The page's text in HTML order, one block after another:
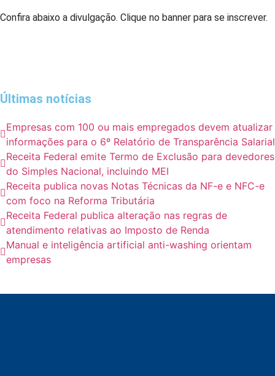
Confira abaixo a divulgação. Clique no banner para se inscrever.
Últimas notícias
Empresas com 100 ou mais empregados devem atualizar
informações para o 6º Relatório de Transparência Salarial
Receita Federal emite Termo de Exclusão para devedores
do Simples Nacional, incluindo MEI
Receita publica novas Notas Técnicas da NF-e e NFC-e
com foco na Reforma Tributária
Receita Federal publica alteração nas regras de
atendimento relativas ao Imposto de Renda
Manual e inteligência artificial anti-washing orientam
empresas